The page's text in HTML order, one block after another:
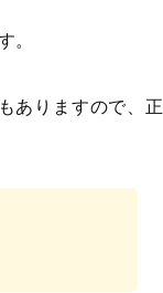
ありますので、正